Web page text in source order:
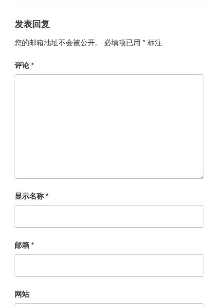
发表回复
您的邮箱地址不会被公开。 必填项已用 * 标注
评论*
显示名称*
邮箱*
网站